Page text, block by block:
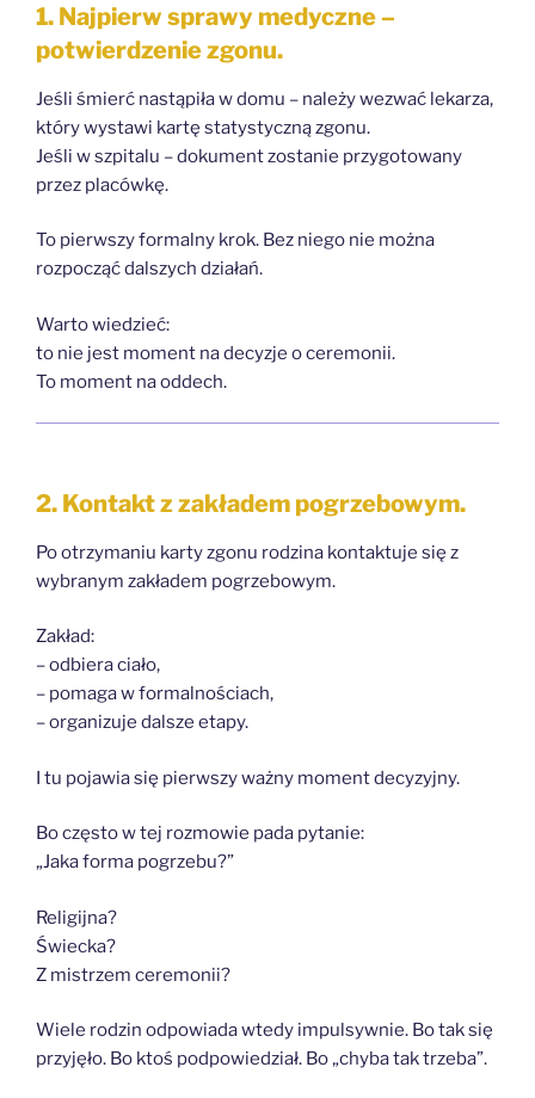
1. Najpierw sprawy medyczne –
potwierdzenie zgonu.
Jeśli śmierć nastąpiła w domu – należy wezwać lekarza,
który wystawi kartę statystyczną zgonu.
Jeśli w szpitalu – dokument zostanie przygotowany
przez placówkę.
To pierwszy formalny krok. Bez niego nie można
rozpocząć dalszych działań.
Warto wiedzieć:
to nie jest moment na decyzje o ceremonii.
To moment na oddech.
2. Kontakt z zakładem pogrzebowym.
Po otrzymaniu karty zgonu rodzina kontaktuje się z
wybranym zakładem pogrzebowym.
Zakład:
– odbiera ciało,
– pomaga w formalnościach,
– organizuje dalsze etapy.
I tu pojawia się pierwszy ważny moment decyzyjny.
Bo często w tej rozmowie pada pytanie:
„Jaka forma pogrzebu?”
Religijna?
Świecka?
Z mistrzem ceremonii?
Wiele rodzin odpowiada wtedy impulsywnie. Bo tak się
przyjęło. Bo ktoś podpowiedział. Bo „chyba tak trzeba”.